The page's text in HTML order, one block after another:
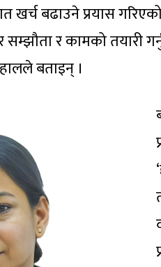
खर्च बढाउने प्रयास
सम्झौता र कामको तयारी
बताइन् ।